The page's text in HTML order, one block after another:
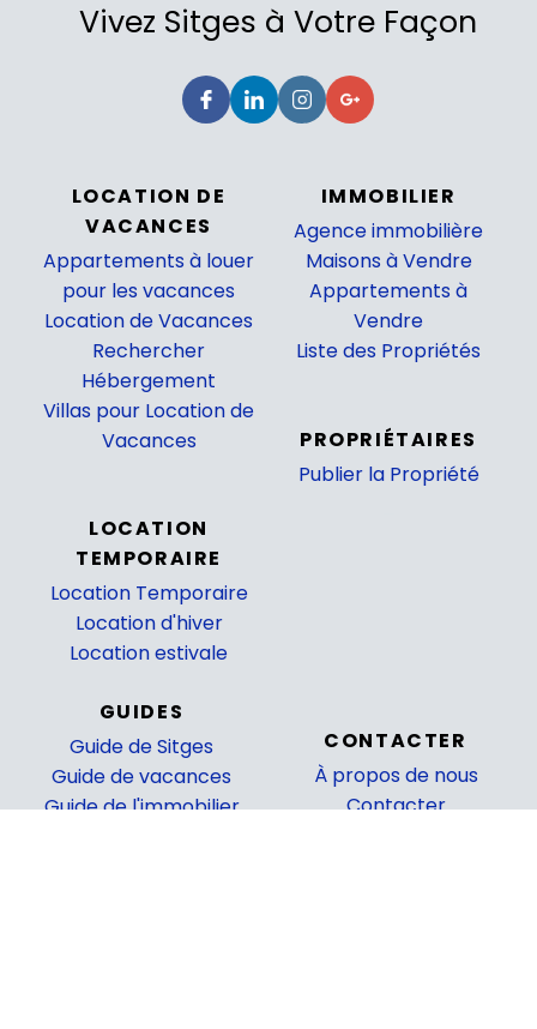
Vivez Sitges à Votre Façon
LOCATION DE
VACANCES
Appartements à louer
pour les vacances
Location de Vacances
Rechercher
Hébergement
Villas pour Location de
Vacances
LOCATION
TEMPORAIRE
Location Temporaire
Location d'hiver
Location estivale
IMMOBILIER
Agence immobilière
Maisons à Vendre
Appartements à
Vendre
Liste des Propriétés
PROPRIÉTAIRES
Publier la Propriété
GUIDES
Guide de Sitges
Guide de vacances
Guide de l'immobilier
CONTACTER
À propos de nous
Contacter